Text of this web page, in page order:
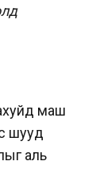
маш
шууд
аль